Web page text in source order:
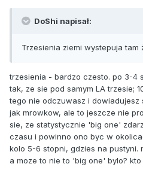
DoShi napisał:
Trzesienia ziemi wystepuja tam
trzesienia - bardzo czesto. po 3-4
tak, ze sie pod samym LA trzesie;
tego nie odczuwasz i dowiadujesz
jak mrowkow, ale to jeszcze nie
sie, ze statystycznie 'big one'
czasu i powinno ono byc w
kolo 5-6 stopni, gdzies na pustyni.
a moze to nie to 'big one' bylo?